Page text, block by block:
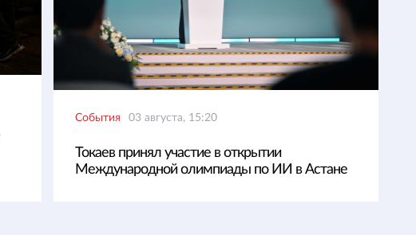
События 03 августа, 15:20
Токаев принял участие в открытии
Международной олимпиады по ИИ в Астане